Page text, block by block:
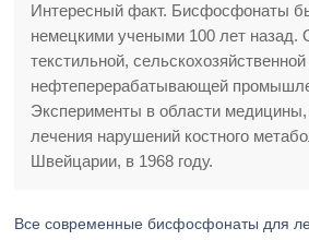
Интересный факт. Бисфосфонаты
немецкими учеными 100 лет назад.
текстильной, сельскохозяйственной
нефтеперерабатывающей
Эксперименты в области
лечения нарушений костного
Швейцарии, в 1968 году.
Все современные бисфосфонаты для